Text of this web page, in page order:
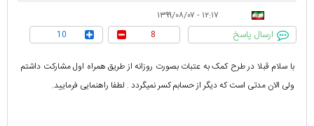
۱۲:۱۷ - ۱۳۹۹/۰۸/۰۷
ارسال پاسخ 8
10
با سلام قبلا در طرح کمک به عتبات بصورت روزانه از طریق همراه اول مشارکت داشتم
ولی الان مدتی است که دیگر از حسابم کسر نمیگردد . لطفا راهنمایی فرمایید.